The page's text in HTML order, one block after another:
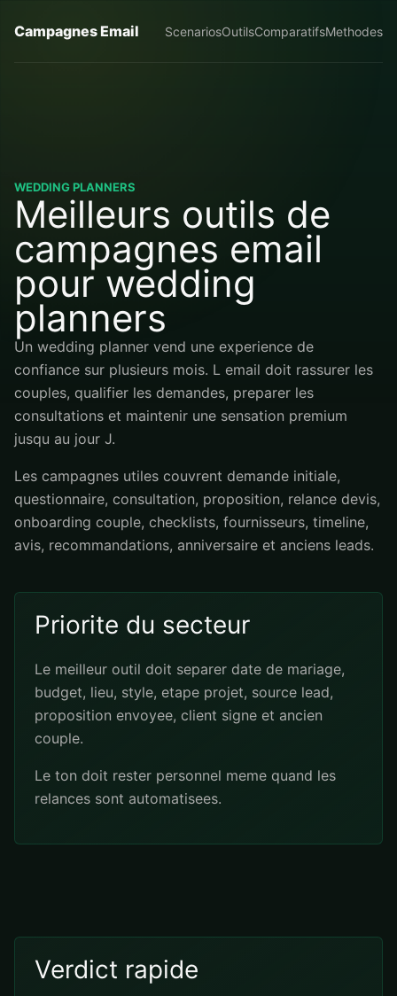
Campagnes Email ScenariosOutilsComparatifsMethodes
WEDDING PLANNERS
Meilleurs outils de
campagnes email
pour wedding
planners
Un wedding planner vend une experience de
confiance sur plusieurs mois. L email doit rassurer les
couples, qualifier les demandes, preparer les
consultations et maintenir une sensation premium
jusqu au jour J.
Les campagnes utiles couvrent demande initiale,
questionnaire, consultation, proposition, relance devis,
onboarding couple, checklists, fournisseurs, timeline,
avis, recommandations, anniversaire et anciens leads.
Priorite du secteur
Le meilleur outil doit separer date de mariage,
budget, lieu, style, etape projet, source lead,
proposition envoyee, client signe et ancien
couple.
Le ton doit rester personnel meme quand les
relances sont automatisees.
Verdict rapide